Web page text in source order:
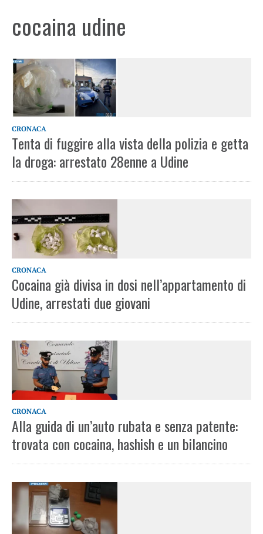
cocaina udine
CRONACA
Tenta di fuggire alla vista della polizia e getta
la droga: arrestato 28enne a Udine
CRONACA
Cocaina già divisa in dosi nell’appartamento di
Udine, arrestati due giovani
CRONACA
Alla guida di un’auto rubata e senza patente:
trovata con cocaina, hashish e un bilancino